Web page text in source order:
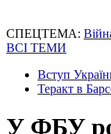
СПЕЦТЕМА:
ВСІ ТЕМИ
Вступ
Теракт в
У ФБУ